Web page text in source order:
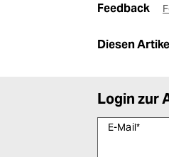
Feedback
Diesen
Login zur
E-Mail*